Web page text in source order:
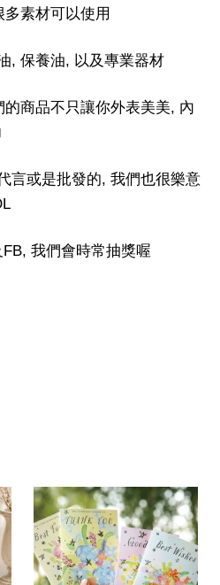
素材可以使用
, 保養油, 以及專業器材
商品不只讓你外表美美, 內
言或是批發的, 我們也很樂意
我們會時常抽獎喔